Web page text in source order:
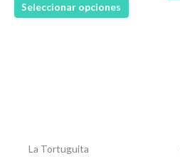
Seleccionar opciones
La Tortuguita